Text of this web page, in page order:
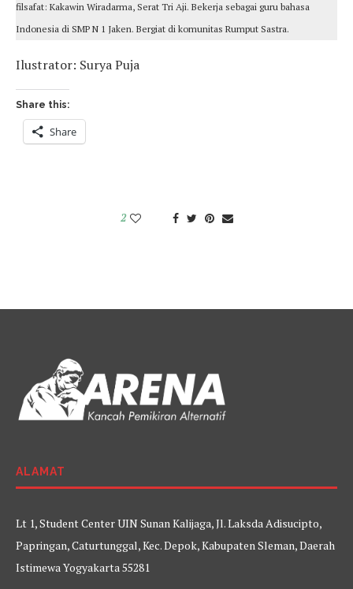
filsafat: Kakawin Wiradarma, Serat Tri Aji. Bekerja sebagai guru bahasa
Indonesia di SMP N 1 Jaken. Bergiat di komunitas Rumput Sastra.
Ilustrator: Surya Puja
Share this:
Share
2
ALAMAT
Lt 1, Student Center UIN Sunan Kalijaga, Jl. Laksda Adisucipto,
Papringan, Caturtunggal, Kec. Depok, Kabupaten Sleman, Daerah
Istimewa Yogyakarta 55281